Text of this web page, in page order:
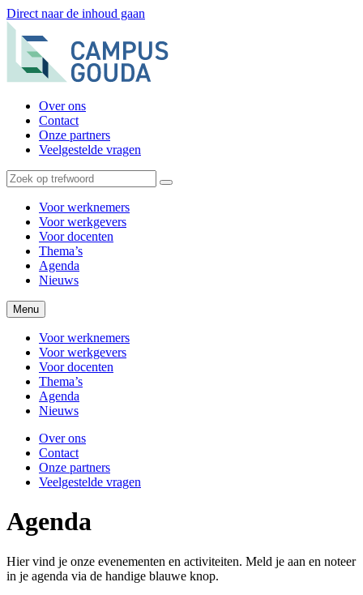
Direct naar de inhoud gaan
Over ons
Contact
Onze partners
Veelgestelde vragen
Voor werknemers
Voor werkgevers
Voor docenten
Thema’s
Agenda
Nieuws
Menu
Voor werknemers
Voor werkgevers
Voor docenten
Thema’s
Agenda
Nieuws
Over ons
Contact
Onze partners
Veelgestelde vragen
Agenda
Hier vind je onze evenementen en activiteiten. Meld je aan en noteer
in je agenda via de handige blauwe knop.